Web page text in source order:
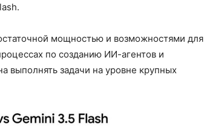
мощностью и возможностями для
по созданию ИИ-агентов и
выполнять задачи на уровне крупных